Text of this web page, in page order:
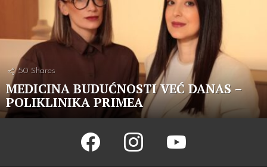
50 Shares
MEDICINA BUDUĆNOSTI VEĆ DANAS –
POLIKLINIKA PRIMEA
facebook instagram youtube